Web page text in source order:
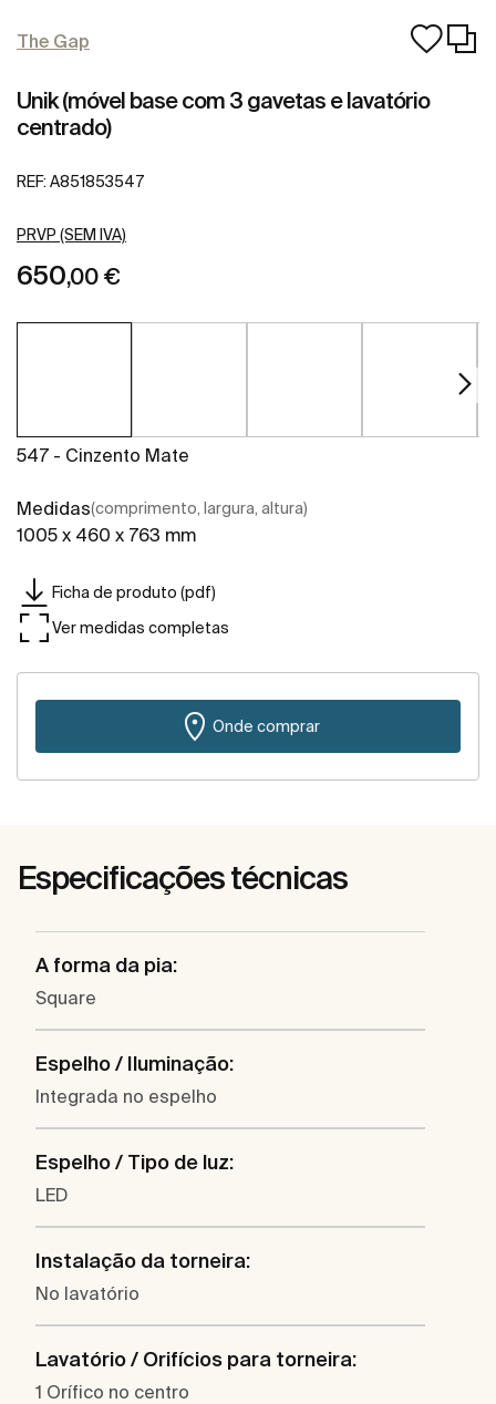
The Gap
Unik (móvel base com 3 gavetas e lavatório
centrado)
REF: A851853547
PRVP (SEM IVA)
650,00 €
547 - Cinzento Mate
Medidas(comprimento, largura, altura)
1005 x 460 x 763 mm
Ficha de produto (pdf)
Ver medidas completas
Onde comprar
Especificações técnicas
A forma da pia:
Square
Espelho / Iluminação:
Integrada no espelho
Espelho / Tipo de luz:
LED
Instalação da torneira:
No lavatório
Lavatório / Orifícios para torneira:
1 Orífico no centro